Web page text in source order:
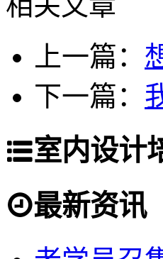
上一篇：
下一篇：
室内设计
最新资讯